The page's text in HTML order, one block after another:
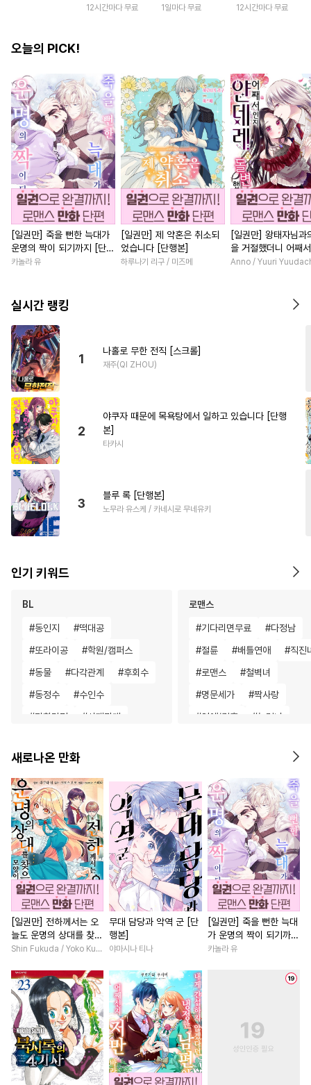
12시간마다 무료
1일마다 무료
롤]
12시간마다 무료
오늘의 PICK!
[일권만] 죽을 뻔한 늑대가
운명의 짝이 되기까지 [단행
본]
카놀라 유
[일권만] 제 약혼은 취소되
었습니다 [단행본]
하루나기 리구 / 미즈메
[일권만] 왕태자님과
을 거절했더니 어째
얀데레로 돌변했습
Anno / Yuuri
실시간 랭킹
1
나홀로 무한 전직 [스크롤]
재주(QI ZHOU)
2
야쿠자 때문에 목욕탕에서 일하고 있습니다 [단행
본]
타카시
3
블루 록 [단행본]
노무라 유스케 / 카네시로 무네유키
인기 키워드
BL
#동인지 #떡대공
#또라이공 #학원/캠퍼스
#동물 #다각관계 #후회수
#동정수 #수인수
#만화단편 # 사제관계
#까칠수 #미남수
#연상연하 #원나잇
#상처공 #드라마
#계약관계 #페티쉬
#서양풍 #철벽수 #집착수
#다정수 #연하공 #문란수
#귀염수 #동정공 #
연예계
#성인용품
대물공
#헤테로공 #육아물
#난폭공 #안경수 #3P
#감자수 #친구>연인
#장발 #인싸공 #헌신공
#인외존재 #변태 #동거
#
유혹수 #민감수
로맨스
#기다리면무료 #다정남
#절륜 #배틀연애 #직진
#로맨스 #철벽녀
#명문세가 #짝사랑
#연애/결혼 #능력녀
#애증관계 #직진남
#
직진남 #드라마 #복수
#
소년 #절륜남 #평범녀
#연하남 #판타지/SF
#
까칠남 # 짝사랑 #동거
#역사/시대물 #친구
#
조신남 #다각관계
나이차커플 # 학원/캠퍼스
#인외존재
학원/캠퍼스
#현대물
#연애/결혼 #로맨스
#첫사랑 #재회물
#섹스파트너
새로나온 만화
[일권만] 전하께서는 오
늘도 운명의 상대를 찾으
신 모양이네요 (웃음) [단
Shin Fukuda / Yoko Kurosu
무대 담당과 악역 군 [단
행본]
야마시나 티나
[일권만] 죽을 뻔한 늑대
가 운명의 짝이 되기까지
[단행본]
카놀라 유